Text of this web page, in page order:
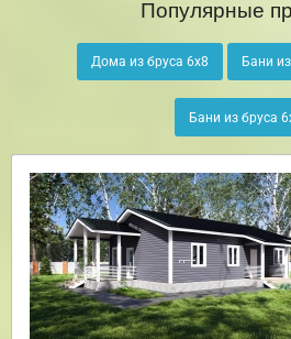
Популярные
Дома из бруса 6х8 Бани
Бани из бруса